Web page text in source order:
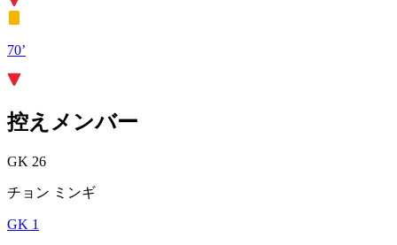
70’
控えメンバー
GK 26
チョン ミンギ
GK 1